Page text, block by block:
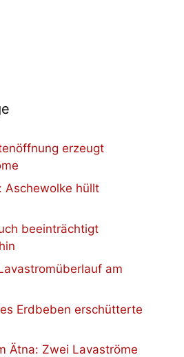
erzeugt
Aschewolke hüllt
beeinträchtigt
am
Erdbeben erschütterte
Ätna: Zwei Lavaströme